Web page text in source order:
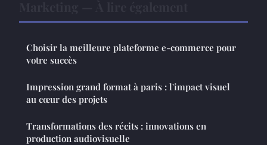
Choisir la meilleure plateforme e-commerce pour
votre succès
Impression grand format à paris : l'impact visuel
au cœur des projets
Transformations des récits : innovations en
production audiovisuelle